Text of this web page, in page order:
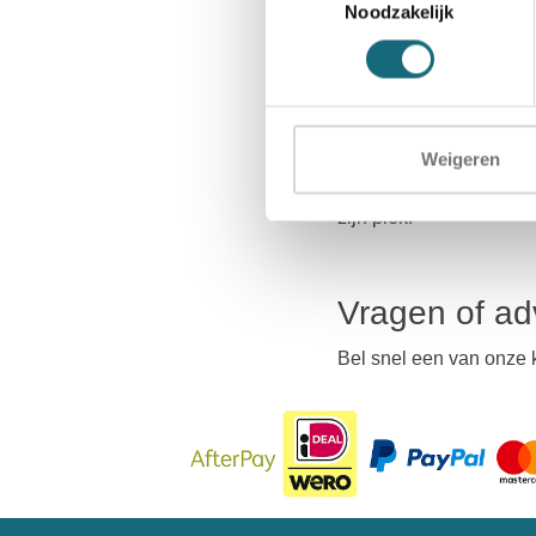
Noodzakelijk
Weigeren
en woningen
Een
Inbouwkluis kopen?
Naast kwaliteit en
inbouwkluis
zijn plek.
Vragen of
Bel snel een van onze